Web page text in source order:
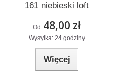
161 niebieski loft
Od 48,00 zł
Wysyłka: 24 godziny
Więcej